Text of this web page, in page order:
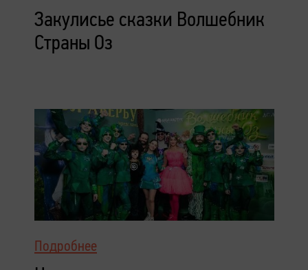
Закулисье сказки Волшебник
Страны Оз
Подробнее